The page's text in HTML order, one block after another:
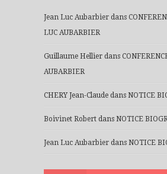
Jean Luc Aubarbier dans
LUC AUBARBIER
Guillaume Hellier dans
AUBARBIER
CHERY Jean-Claude dans NOTICE
Boivinet Robert dans NOTICE
Jean Luc Aubarbier dans NOTICE